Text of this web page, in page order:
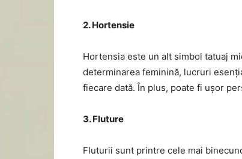
2. Hortensie
Hortensia este un alt simbol tatuaj
determinarea feminină, lucruri
fiecare dată. În plus, poate fi ușor
3. Fluture
Fluturii sunt printre cele mai